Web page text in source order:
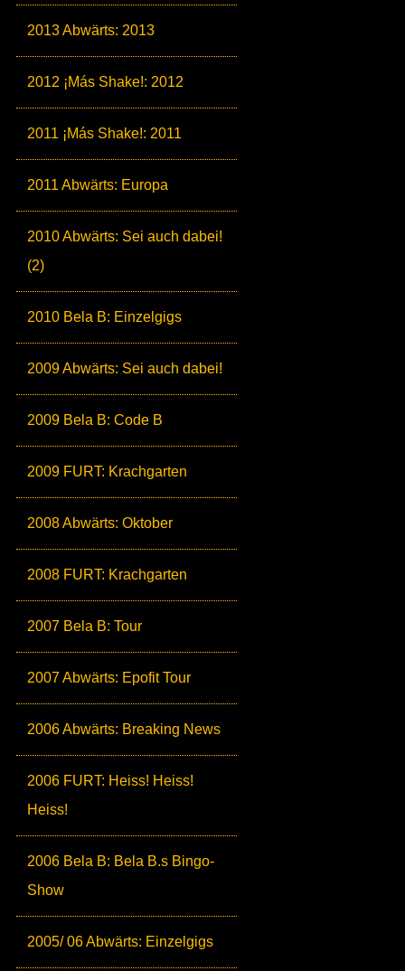
2013 Abwärts: 2013
2012 ¡Más Shake!: 2012
2011 ¡Más Shake!: 2011
2011 Abwärts: Europa
2010 Abwärts: Sei auch dabei!
(2)
2010 Bela B: Einzelgigs
2009 Abwärts: Sei auch dabei!
2009 Bela B: Code B
2009 FURT: Krachgarten
2008 Abwärts: Oktober
2008 FURT: Krachgarten
2007 Bela B: Tour
2007 Abwärts: Epofit Tour
2006 Abwärts: Breaking News
2006 FURT: Heiss! Heiss!
Heiss!
2006 Bela B: Bela B.s Bingo-
Show
2005/ 06 Abwärts: Einzelgigs